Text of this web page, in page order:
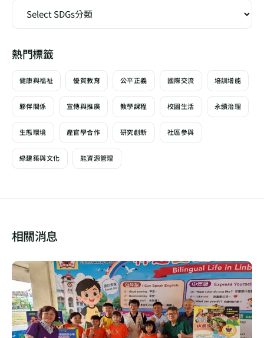
熱門標籤
健康與福祉 優質教育 公平正義 國際交流 培訓增能
夥伴關係 宣傳與推廣 教學課程 校園生活 永續治理
生態環境 產官學合作 研究創新 社區參與
綠建築與文化 能資源管理
相關消息